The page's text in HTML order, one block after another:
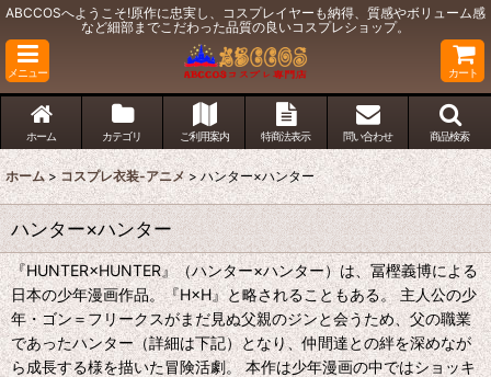
ABCCOSへようこそ!原作に忠実し、コスプレイヤーも納得、質感やボリューム感
など細部までこだわった品質の良いコスプレショップ。
メニュー カート
ホーム カテゴリ ご利用案内 特商法表示 問い合わせ 商品検索
ホーム > コスプレ衣装-アニメ > ハンター×ハンター
ハンター×ハンター
『HUNTER×HUNTER』（ハンター×ハンター）は、冨樫義博による
日本の少年漫画作品。『H×H』と略されることもある。 主人公の少
年・ゴン＝フリークスがまだ見ぬ父親のジンと会うため、父の職業
であったハンター（詳細は下記）となり、仲間達との絆を深めなが
ら成長する様を描いた冒険活劇。 本作は少年漫画の中ではショッキ